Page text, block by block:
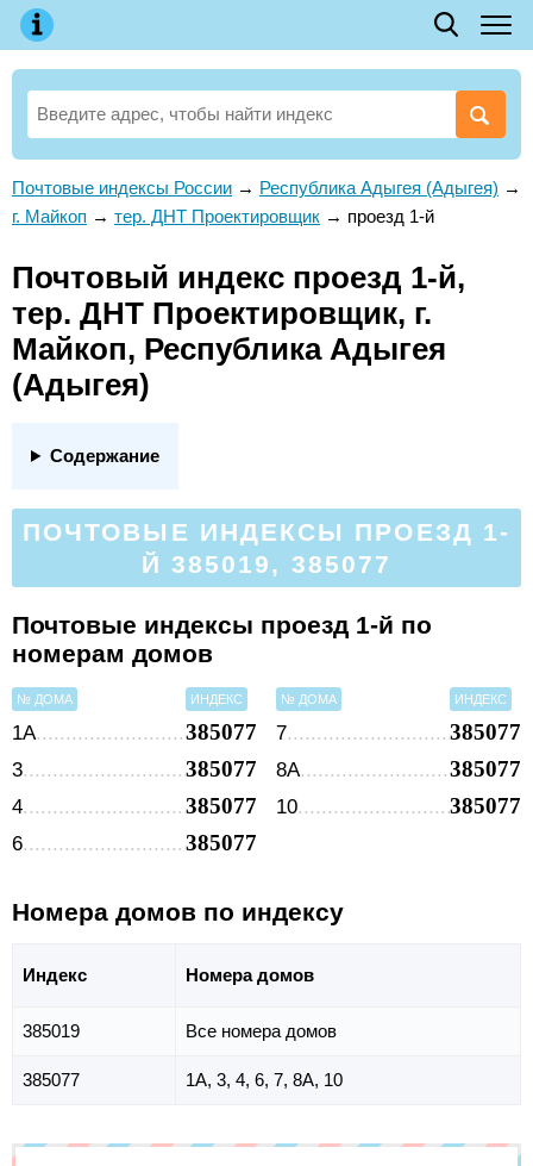
Почтовые индексы России → Республика Адыгея (Адыгея) →
г. Майкоп → тер. ДНТ Проектировщик → проезд 1-й
Почтовый индекс проезд 1-й,
тер. ДНТ Проектировщик, г.
Майкоп, Республика Адыгея
(Адыгея)
Содержание
ПОЧТОВЫЕ ИНДЕКСЫ ПРОЕЗД 1-
Й 385019, 385077
Почтовые индексы проезд 1-й по
номерам домов
№ ДОМА ИНДЕКС
1А 385077
3 385077
4 385077
6 385077
№ ДОМА ИНДЕКС
7 385077
8А 385077
10 385077
Номера домов по индексу
Индекс Номера домов
385019 Все номера домов
385077 1А, 3, 4, 6, 7, 8А, 10